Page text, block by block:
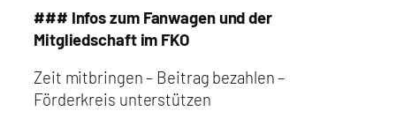
### Infos zum Fanwagen und der
Mitgliedschaft im FKO
Zeit mitbringen – Beitrag bezahlen –
Förderkreis unterstützen